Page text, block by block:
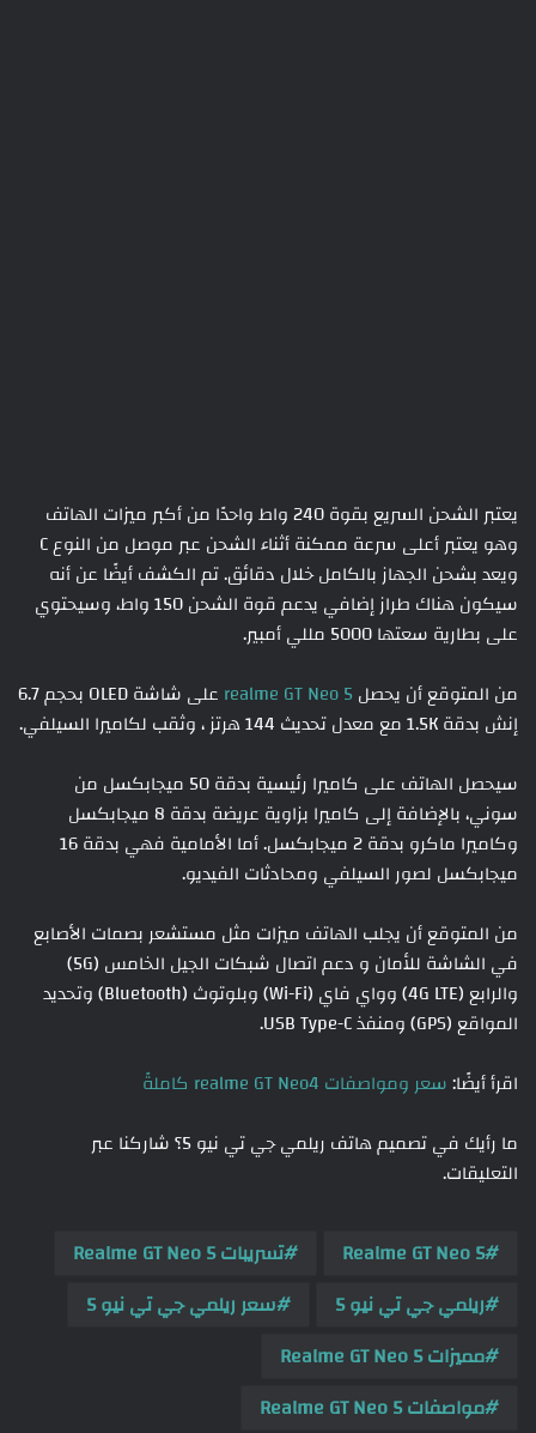
يعتبر الشحن السريع بقوة 240 واط واحدًا من أكبر ميزات الهاتف
وهو يعتبر أعلى سرعة ممكنة أثناء الشحن عبر موصل من النوع C
ويعد بشحن الجهاز بالكامل خلال دقائق. تم الكشف أيضًا عن أنه
سيكون هناك طراز إضافي يدعم قوة الشحن 150 واط، وسيحتوي
على بطارية سعتها 5000 مللي أمبير.
من المتوقع أن يحصل realme GT Neo 5
على شاشة OLED بحجم 6.7
إنش بدقة 1.5K مع معدل تحديث 144 هرتز ، وثقب لكاميرا السيلفي.
سيحصل الهاتف على كاميرا رئيسية بدقة 50 ميجابكسل من
سوني، بالإضافة إلى كاميرا بزاوية عريضة بدقة 8 ميجابكسل
وكاميرا ماكرو بدقة 2 ميجابكسل. أما الأمامية فهي بدقة 16
ميجابكسل لصور السيلفي ومحادثات الفيديو.
من المتوقع أن يجلب الهاتف ميزات مثل مستشعر بصمات الأصابع
في الشاشة للأمان و دعم اتصال شبكات الجيل الخامس (5G)
والرابع (4G LTE) وواي فاي (Wi-Fi) وبلوتوث (Bluetooth) وتحديد
المواقع (GPS) ومنفذ USB Type-C.
اقرأ أيضًا:سعر ومواصفات realme GT Neo4 كاملةً
ما رأيك في تصميم هاتف ريلمي جي تي نيو 5؟ شاركنا عبر
التعليقات.
Realme GT Neo 5
تسريبات Realme GT Neo 5
ريلمي جي تي نيو 5
سعر ريلمي جي تي نيو 5
مميزات Realme GT Neo 5
مواصفات Realme GT Neo 5